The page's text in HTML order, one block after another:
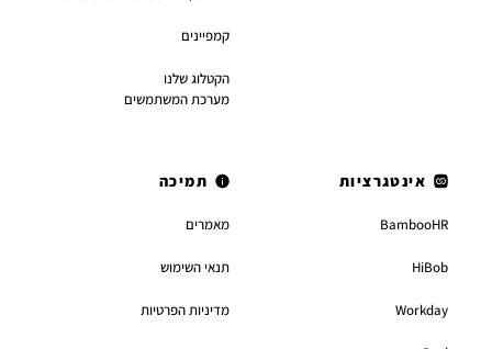
קמפיינים
הקטלוג שלנו
מערכת המשתמשים
אינטגרציות
BambooHR
HiBob
Workday
תמיכה
מאמרים
תנאי השימוש
מדיניות הפרטיות